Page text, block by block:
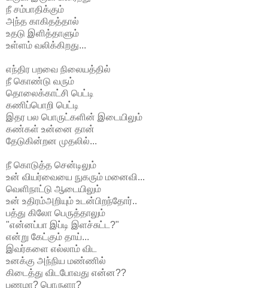
நீ சம்பாதிக்கும்
அந்த காகிதத்தால்
உதடு இளித்தாளும்
உள்ளம் வலிக்கிறது...
எந்திர பறவை நிலையத்தில்
நீ கொண்டு வரும்
தொலைக்காட்சி பெட்டி
கணிப்பொறி பெட்டி
இதர பல பொருட்களின் இடையிலும்
கண்கள் உன்னை தான்
தேடுகின்றன முதலில்...
நீ கொடுத்த சென்டிலும்
உன் வியர்வையை நுகரும் மனைவி...
வெளிநாட்டு ஆடையிலும்
உன் உதிரம்அறியும் உடன்பிறந்தோர்..
பத்து கிலோ பெருத்தாலும்
"என்னப்பா இப்டி இளச்சுட்ட?"
என்று கேட்கும் தாய்...
இவர்களை எல்லாம் விட
உனக்கு அந்நிய மண்ணில்
கிடைத்து விடபோவது என்ன??
பணமா? பொருளா?